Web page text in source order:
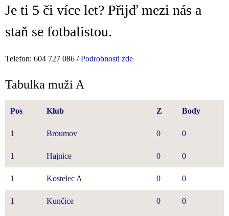
Je ti 5 či více let? Přijď mezi nás a
staň se fotbalistou.
Telefon: 604 727 086 /Podrobnosti zde
Tabulka muži A
Pos Klub Z Body
1 Broumov 0 0
1 Hajnice 0 0
1 Kostelec A 0 0
1 Kunčice 0 0